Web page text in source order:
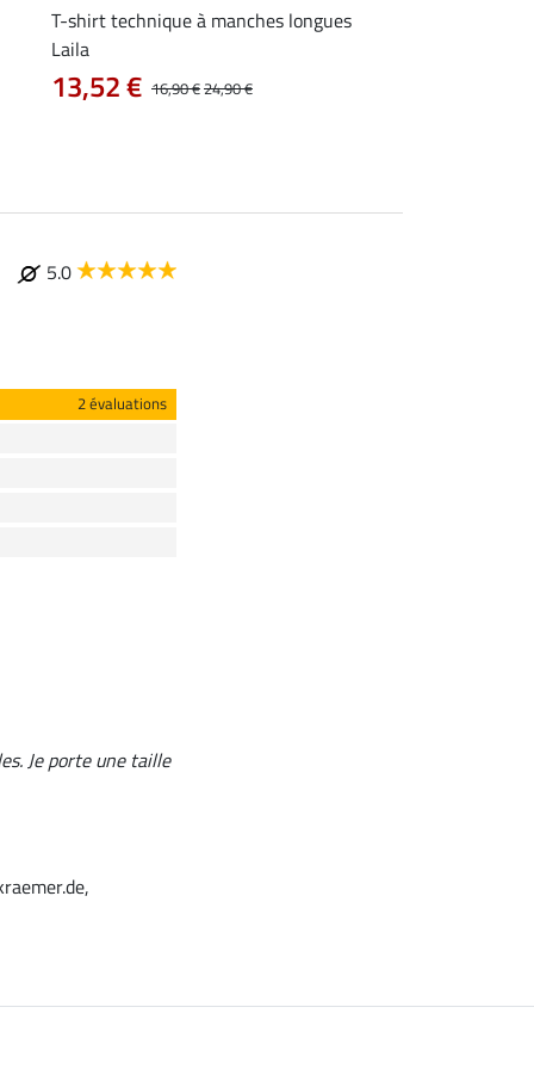
T-shirt technique à manches longues
Laila
16,90 €24,90 €
13,52 €
5.0
2 évaluations
Je porte une taille